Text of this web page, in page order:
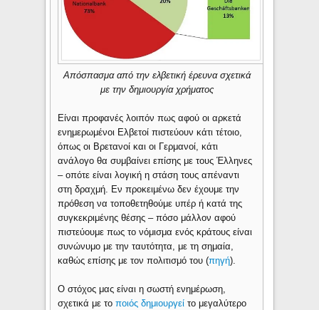
Απόσπασμα από την ελβετική έρευνα σχετικά
με την δημιουργία χρήματος
Είναι προφανές λοιπόν πως αφού οι αρκετά
ενημερωμένοι Ελβετοί πιστεύουν κάτι τέτοιο,
όπως οι Βρετανοί και οι Γερμανοί, κάτι
ανάλογο θα συμβαίνει επίσης με τους Έλληνες
– οπότε είναι λογική η στάση τους απέναντι
στη δραχμή. Εν προκειμένω δεν έχουμε την
πρόθεση να τοποθετηθούμε υπέρ ή κατά της
συγκεκριμένης θέσης – πόσο μάλλον αφού
πιστεύουμε πως το νόμισμα ενός κράτους είναι
συνώνυμο με την ταυτότητα, με τη σημαία,
καθώς επίσης με τον πολιτισμό του (πηγή).
Ο στόχος μας είναι η σωστή ενημέρωση,
σχετικά με τοποιός δημιουργεί το μεγαλύτερο